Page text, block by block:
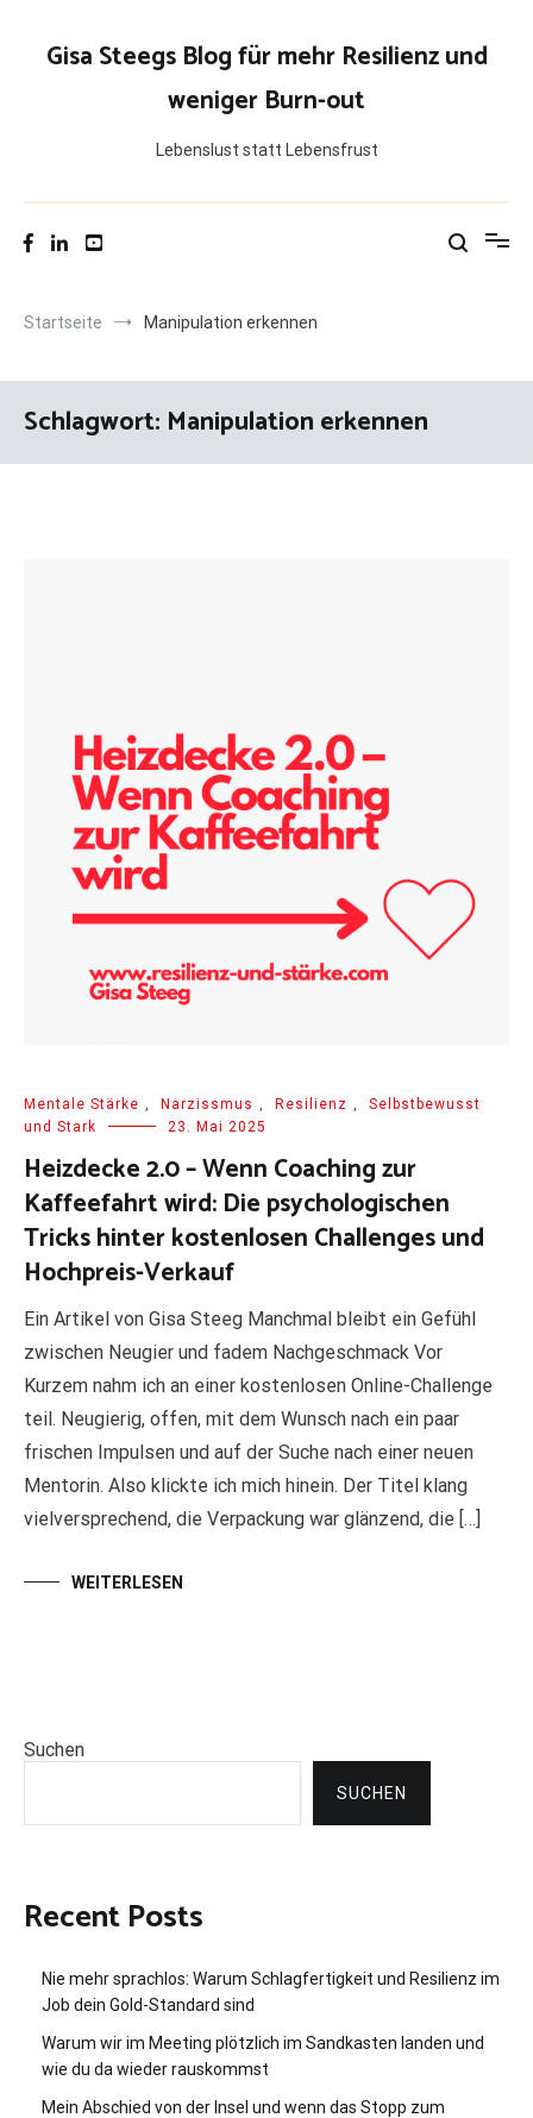
springenGisa Steegs Blog für mehr Resilienz und
weniger Burn-out
Lebenslust statt Lebensfrust
Startseite Manipulation erkennen
Schlagwort: Manipulation erkennen
Mentale Stärke , Narzissmus , Resilienz ,
Selbstbewusst
und Stark
23. Mai 2025
Heizdecke 2.0 – Wenn Coaching zur
Kaffeefahrt wird: Die psychologischen
Tricks hinter kostenlosen Challenges und
Hochpreis-Verkauf
Ein Artikel von Gisa Steeg Manchmal bleibt ein Gefühl
zwischen Neugier und fadem Nachgeschmack Vor
Kurzem nahm ich an einer kostenlosen Online-Challenge
teil. Neugierig, offen, mit dem Wunsch nach ein paar
frischen Impulsen und auf der Suche nach einer neuen
Mentorin. Also klickte ich mich hinein. Der Titel klang
vielversprechend, die Verpackung war glänzend, die […]
WEITERLESEN
Suchen
SUCHEN
Recent Posts
Nie mehr sprachlos: Warum Schlagfertigkeit und Resilienz im
Job dein Gold-Standard sind
Warum wir im Meeting plötzlich im Sandkasten landen und
wie du da wieder rauskommst
Mein Abschied von der Insel und wenn das Stopp zum